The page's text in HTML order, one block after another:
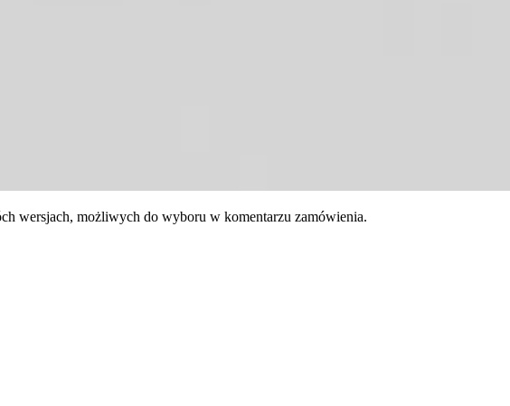
wersjach, możliwych do wyboru w komentarzu zamówienia.